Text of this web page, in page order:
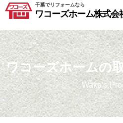
千葉でリフォームなら
ワコーズホーム株式会
ワコーズホームの
Wako’s